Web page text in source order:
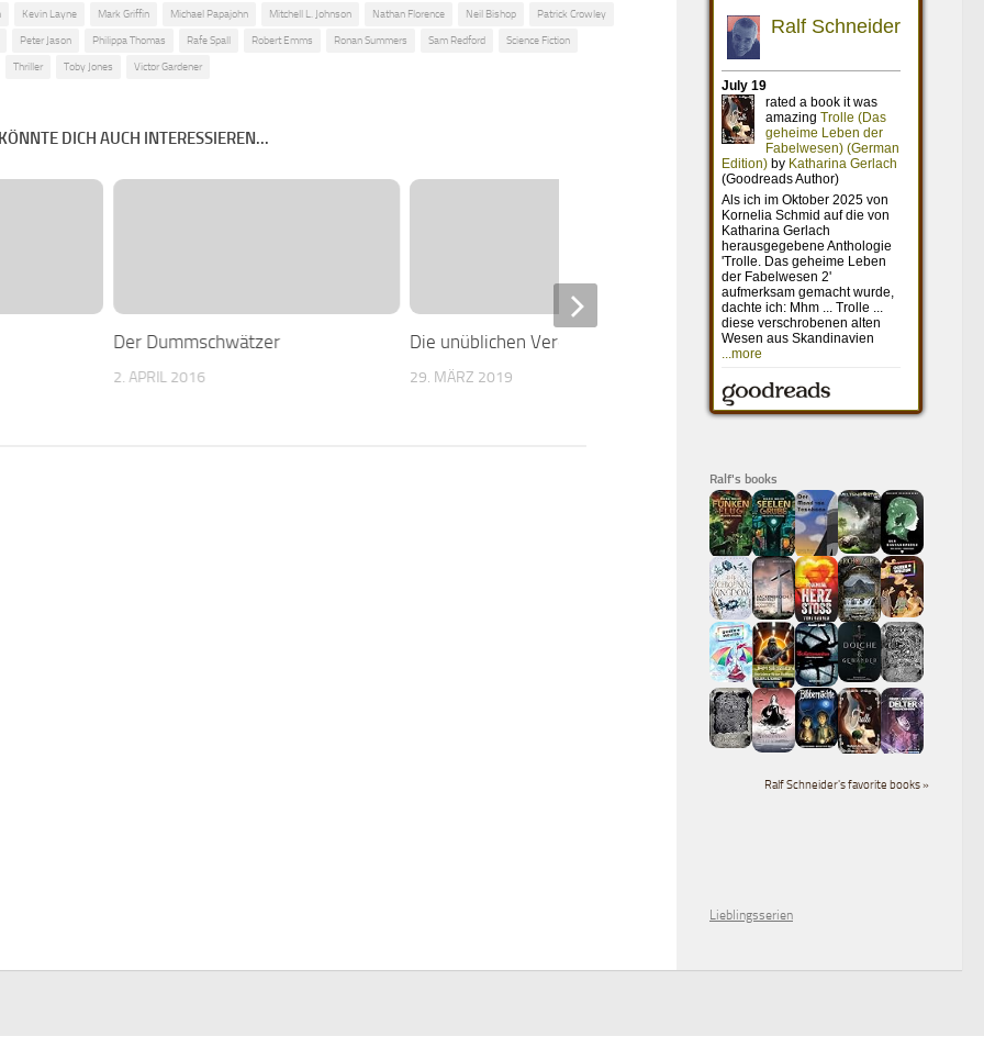
Kevin Layne Mark Griffin Michael Papajohn Mitchell L. Johnson Nathan Florence Neil Bishop Patrick Crowley
Peter Jason Philippa Thomas Rafe Spall Robert Emms Ronan Summers Sam Redford Science Fiction
Thriller Toby Jones Victor Gardener
DICH AUCH INTERESSIEREN...
Der Dummschwätzer
2. APRIL 2016
Die unüblichen Verdächtigen
29. MÄRZ 2019
Uncharted
Ralf's books
Ralf Schneider's favorite books »
Lieblingsserien